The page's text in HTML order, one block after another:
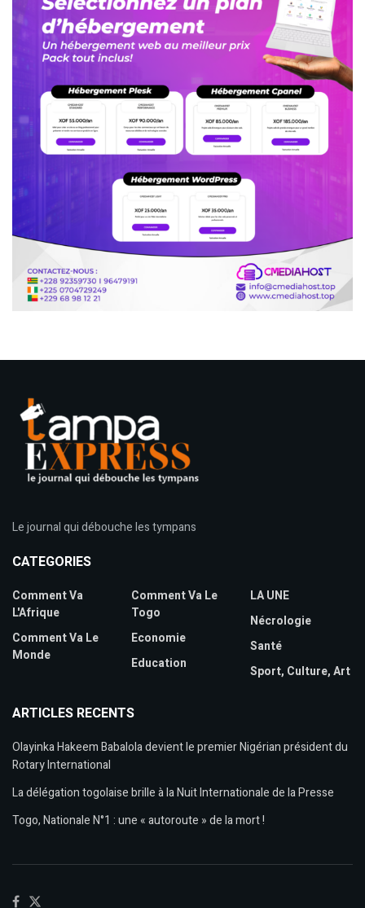
Le journal qui débouche les tympans
CATEGORIES
Comment Va
L'Afrique
Comment Va Le
Monde
Comment Va Le
Togo
Economie
Education
LA UNE
Nécrologie
Santé
Sport, Culture, Art
ARTICLES RECENTS
Olayinka Hakeem Babalola devient le premier Nigérian président du
Rotary International
La délégation togolaise brille à la Nuit Internationale de la Presse
Togo, Nationale N°1 : une « autoroute » de la mort !